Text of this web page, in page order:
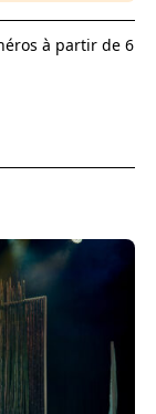
à partir de 6